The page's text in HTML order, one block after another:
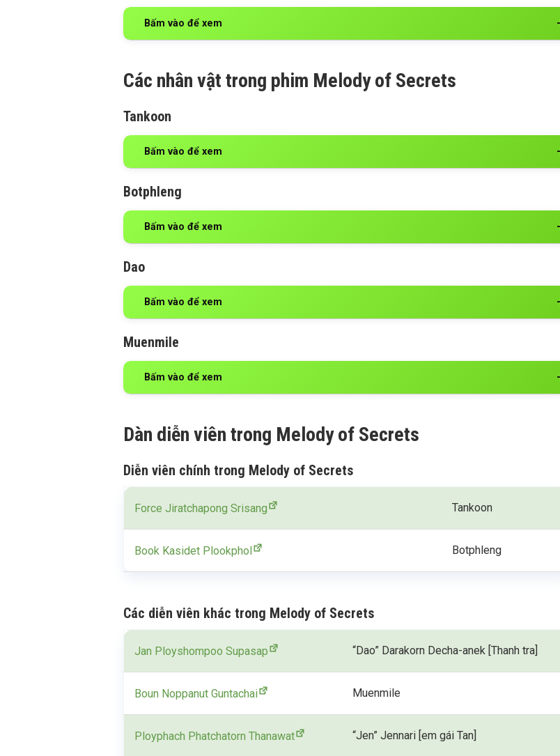
Bấm vào để xem
Các nhân vật trong phim Melody of Secrets
Tankoon
Bấm vào để xem
Botphleng
Bấm vào để xem
Dao
Bấm vào để xem
Muenmile
Bấm vào để xem
Dàn diễn viên trong Melody of Secrets
Diễn viên chính trong Melody of Secrets
Force Jiratchapong Srisang Tankoon
Book Kasidet Plookphol Botphleng
Các diễn viên khác trong Melody of Secrets
Jan Ployshompoo Supasap “Dao” Darakorn Decha-anek [Thanh tra]
Boun Noppanut Guntachai Muenmile
Ployphach Phatchatorn Thanawat “Jen” Jennari [em gái Tan]